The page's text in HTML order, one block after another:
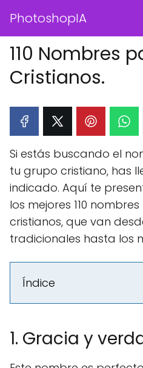
PhotoshopIA
110 Nombres
Cristianos.
Si estás buscando el
tu grupo cristiano, has
indicado. Aquí te
los mejores 110
cristianos, que van
tradicionales hasta los
Índice
1. Gracia y